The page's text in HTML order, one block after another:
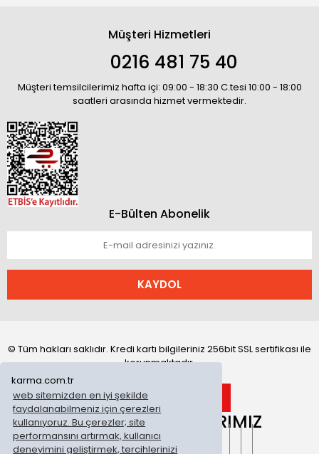
karma.com.tr
web sitemizden en iyi şekilde
faydalanabilmeniz için çerezleri
kullanıyoruz. Bu çerezler; site
performansını artırmak, kullanıcı
deneyimini geliştirmek, tercihlerinizi
Müşteri Hizmetleri
0216 481 75 40
Müşteri temsilcilerimiz hafta içi: 09:00 - 18:30 C.tesi 10:00 - 18:00
saatleri arasında hizmet vermektedir.
E-Bülten Abonelik
KAYDOL
© Tüm hakları saklıdır. Kredi kartı bilgileriniz 256bit SSL sertifikası ile
korunmaktadır.
ONLİNE MAĞAZALARIMIZ